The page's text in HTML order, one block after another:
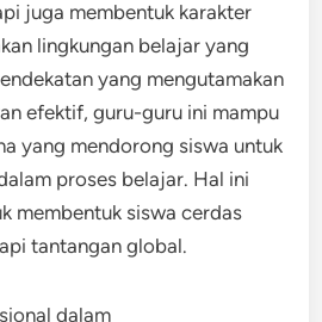
juga membentuk karakter
lingkungan belajar yang
yang mengutamakan
efektif, guru-guru ini mampu
yang mendorong siswa untuk
proses belajar. Hal ini
membentuk siswa cerdas
tantangan global.
dalam